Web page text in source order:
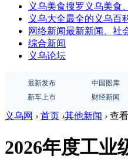
义乌美食搜罗义乌美食
义乌大全最全的义乌百
网络新闻最新新闻、社
综合新闻
义乌论坛
最新发布 中国图库
新车上市
财经新闻
义乌网 › 首页 ›其他新闻 › 查
2026年度工业